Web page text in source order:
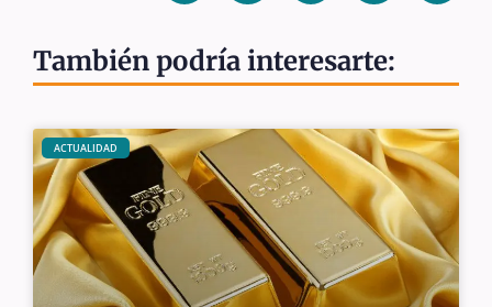
También podría interesarte:
ACTUALIDAD